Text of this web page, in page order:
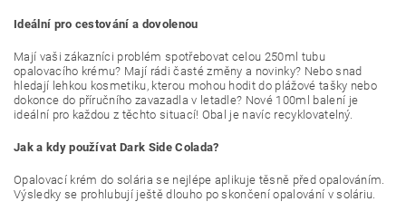
Ideální pro cestování a dovolenou
Mají vaši zákazníci problém spotřebovat celou 250ml tubu
opalovacího krému? Mají rádi časté změny a novinky? Nebo snad
hledají lehkou kosmetiku, kterou mohou hodit do plážové tašky nebo
dokonce do příručního zavazadla v letadle? Nové 100ml balení je
ideální pro každou z těchto situací! Obal je navíc recyklovatelný.
Jak a kdy používat Dark Side Colada?
Opalovací krém do solária se nejlépe aplikuje těsně před opalováním.
Výsledky se prohlubují ještě dlouho po skončení opalování v soláriu.